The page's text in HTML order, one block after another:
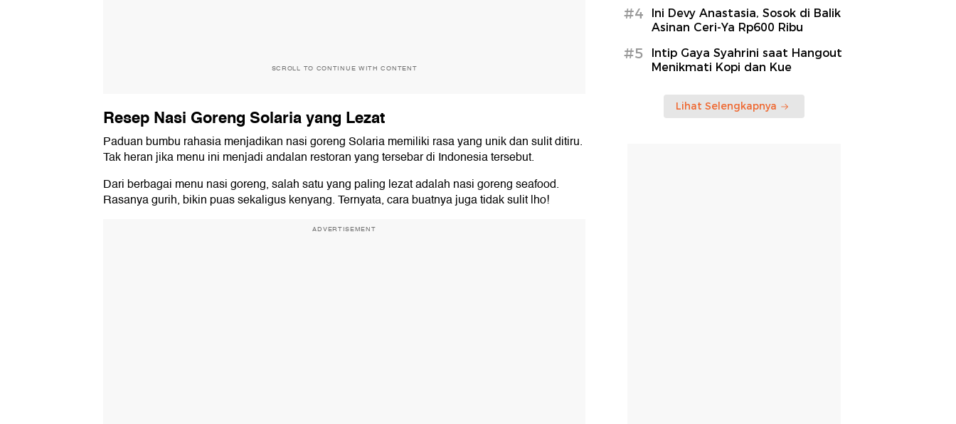
SCROLL TO CONTINUE WITH CONTENT
Resep Nasi Goreng Solaria yang Lezat
Paduan bumbu rahasia menjadikan nasi goreng Solaria memiliki rasa yang unik dan sulit ditiru.
Tak heran jika menu ini menjadi andalan restoran yang tersebar di Indonesia tersebut.
Dari berbagai menu nasi goreng, salah satu yang paling lezat adalah nasi goreng seafood.
Rasanya gurih, bikin puas sekaligus kenyang. Ternyata, cara buatnya juga tidak sulit lho!
ADVERTISEMENT
#4
Ini Devy Anastasia, Sosok di Balik
Asinan Ceri-Ya Rp600 Ribu
#5
Intip Gaya Syahrini saat Hangout
Menikmati Kopi dan Kue
Lihat Selengkapnya